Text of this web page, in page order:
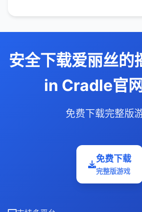
安全下载爱丽丝
in Cradle官
免费下载完整版
免费下载
完整版游戏